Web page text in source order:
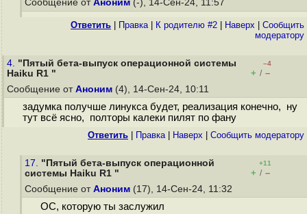
Сообщение от Аноним (-), 14-Сен-24, 11:57
Ответить Правка| К родителю #2 Наверх
Cообщить
модератору
4. "Пятый бета-выпуск операционной системы
Haiku R1 "
–4
+ / –
Сообщение от Аноним (4), 14-Сен-24, 10:11
задумка получше линукса будет, реализация конечно, ну
тут всё ясно, полторы калеки пилят по фану
Ответить Правка| Наверх Cообщить модератору
17. "Пятый бета-выпуск операционной
системы Haiku R1 "
+11
+ / –
Сообщение от Аноним (17), 14-Сен-24, 11:32
ОС, которую ты заслужил